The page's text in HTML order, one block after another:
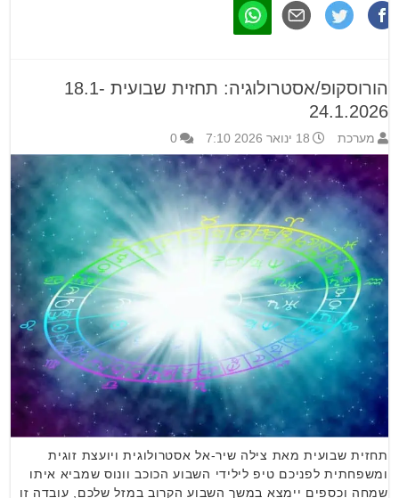
הורוסקופ/אסטרולוגיה: תחזית שבועית 18.1-
24.1.2026
מערכת 18 ינואר 2026 7:10 0
תחזית שבועית מאת צילה שיר-אל אסטרולוגית ויועצת זוגית
ומשפחתית לפניכם טיפ לילידי השבוע הכוכב וונוס שמביא איתו
שמחה וכספים יימצא במשך השבוע הקרוב במזל שלכם, עובדה זו